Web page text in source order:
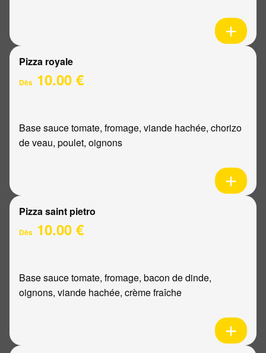
Pizza royale
Dès 10.00 €
Base sauce tomate, fromage, viande hachée, chorizo
de veau, poulet, oignons
Pizza saint pietro
Dès 10.00 €
Base sauce tomate, fromage, bacon de dinde,
oignons, viande hachée, crème fraîche